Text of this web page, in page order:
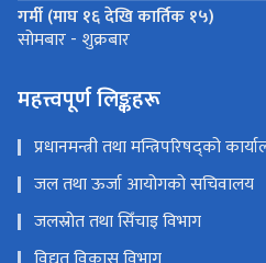
गर्मी (माघ १६ देखि कार्तिक १५)
सोमबार - शुक्रबार
महत्त्वपूर्ण लिङ्कहरू
प्रधानमन्त्री तथा मन्त्रिपरिषद्को
जल तथा ऊर्जा आयोगको सचिवालय
जलस्रोत तथा सिँचाइ विभाग